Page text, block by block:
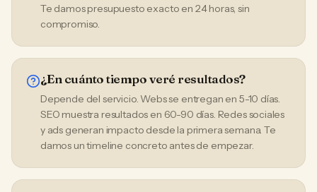
Te damos presupuesto exacto en 24 horas, sin
compromiso.
¿En cuánto tiempo veré resultados?
Depende del servicio. Webs se entregan en 5-10 días.
SEO muestra resultados en 60-90 días. Redes sociales
y ads generan impacto desde la primera semana. Te
damos un timeline concreto antes de empezar.